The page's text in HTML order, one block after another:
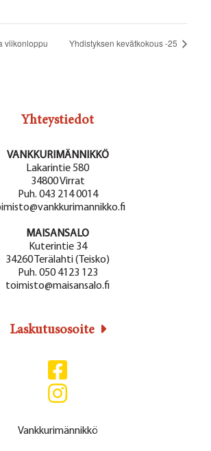
viikonloppu Yhdistyksen kevätkokous -25
Yhteystiedot
VANKKURIMÄNNIKKÖ
Lakarintie 580
34800 Virrat
Puh. 043 214 0014
MAISANSALO
Kuterintie 34
34260 Terälahti (Teisko)
Puh. 050 4123 123
toimisto@maisansalo.fi
Laskutusosoite
Vankkurimännikkö